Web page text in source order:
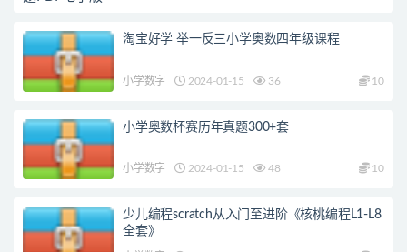
淘宝好学 举一反三小学奥数四年级课程
小学数字 2024-01-15 36 10
小学奥数杯赛历年真题300+套
小学数字 2024-01-15 48 10
少儿编程scratch从入门至进阶《核桃编程L1-L8
全套》